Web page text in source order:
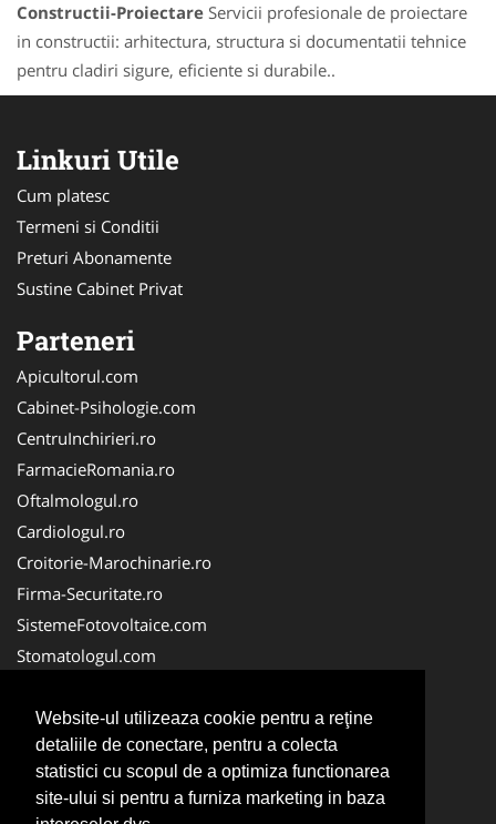
Website-ul utilizeaza cookie pentru a reţine
detaliile de conectare, pentru a colecta
statistici cu scopul de a optimiza functionarea
site-ului si pentru a furniza marketing in baza
Constructii-Proiectare Servicii profesionale de proiectare
in constructii: arhitectura, structura si documentatii tehnice
pentru cladiri sigure, eficiente si durabile..
Linkuri Utile
Cum platesc
Termeni si Conditii
Preturi Abonamente
Sustine Cabinet Privat
Parteneri
Apicultorul.com
Cabinet-Psihologie.com
CentruInchirieri.ro
FarmacieRomania.ro
Oftalmologul.ro
Cardiologul.ro
Croitorie-Marochinarie.ro
Firma-Securitate.ro
SistemeFotovoltaice.com
Stomatologul.com
Birouri-Cadastru.ro
Cabinet-Individual.ro
CramaVinuri.ro
InstalatiiSolare.com